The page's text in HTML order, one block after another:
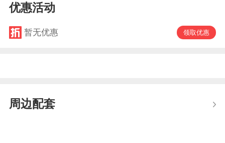
优惠活动
暂无优惠 领取优惠
周边配套